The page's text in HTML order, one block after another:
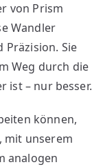
von Prism
Wandler
Präzision. Sie
Weg durch die
ist – nur besser.
können,
mit unserem
analogen